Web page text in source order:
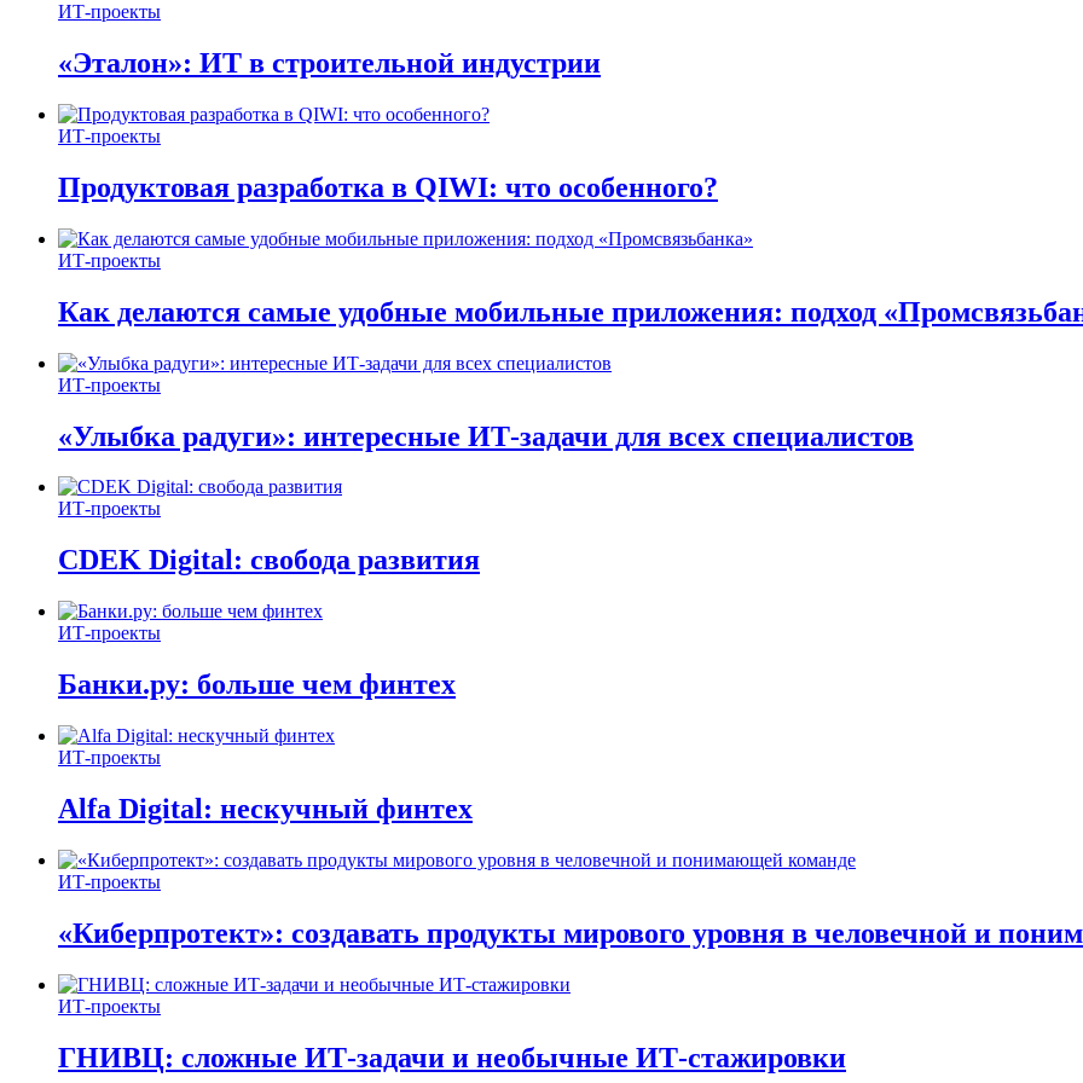
ИТ-проекты
«Эталон»: ИТ в строительной индустрии
ИТ-проекты
Продуктовая разработка в QIWI: что особенного?
ИТ-проекты
Как делаются самые удобные мобильные приложения: подход
ИТ-проекты
«Улыбка радуги»: интересные ИТ-задачи для всех специалистов
ИТ-проекты
CDEK Digital: свобода развития
ИТ-проекты
Банки.ру: больше чем финтех
ИТ-проекты
Alfa Digital: нескучный финтех
ИТ-проекты
«Киберпротект»: создавать продукты мирового уровня в человечной и
ИТ-проекты
ГНИВЦ: сложные ИТ‑задачи и необычные ИТ‑стажировки